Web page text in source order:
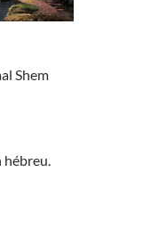
Shem
hébreu.